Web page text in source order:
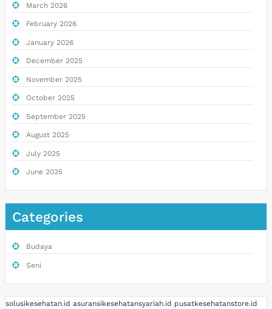
March 2026
February 2026
January 2026
December 2025
November 2025
October 2025
September 2025
August 2025
July 2025
June 2025
Categories
Budaya
Seni
solusikesehatan.id asuransikesehatansyariah.id pusatkesehatanstore.id